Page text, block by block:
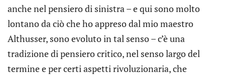
anche nel pensiero di sinistra – e qui sono molto
lontano da ciò che ho appreso dal mio maestro
Althusser, sono evoluto in tal senso – c’è una
tradizione di pensiero critico, nel senso largo del
termine e per certi aspetti rivoluzionaria, che